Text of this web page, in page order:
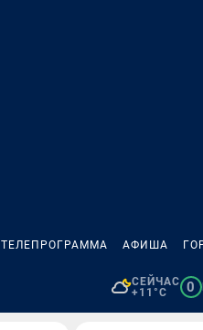
ТЕЛЕПРОГРАММА АФИША
СЕЙЧАС
+11°C
0